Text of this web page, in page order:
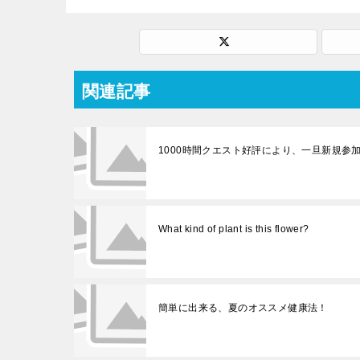
関連記事
1000時間クエスト好評により、一旦新規参
What kind of plant is this flower?
簡単に出来る、夏のオススメ健康法！